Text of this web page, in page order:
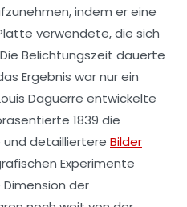
indem er eine
verwendete, die sich
Belichtungszeit dauerte
Ergebnis war nur ein
Daguerre entwickelte
1839 die
und detailliertere Bilder
Experimente
der